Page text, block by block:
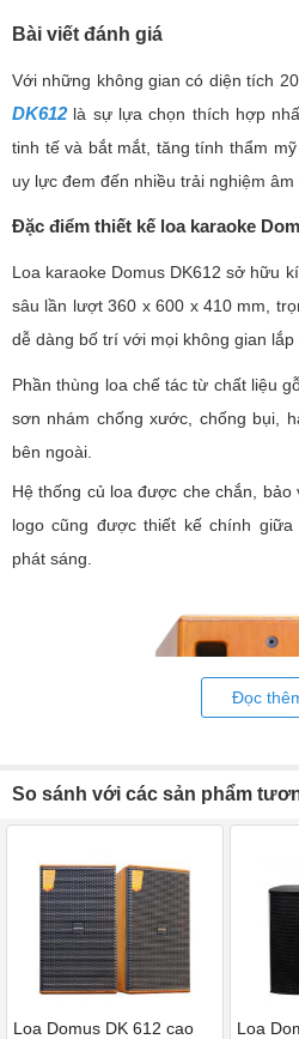
Bài viết đánh giá
Với những không gian có diện tích
DK612là sự lựa chọn thích hợp
tinh tế và bắt mắt, tăng tính thẩm
uy lực đem đến nhiều trải nghiệm âm
Đặc điểm thiết kế loa karaoke
Loa karaoke Domus DK612 sở hữu
sâu lần lượt 360 x 600 x 410 mm,
dễ dàng bố trí với mọi không gian lắp
Phần thùng loa chế tác từ chất liệu
sơn nhám chống xước, chống bụi,
bên ngoài.
Hệ thống củ loa được che chắn,
logo cũng được thiết kế chính giữa
phát sáng.
Đọc
So sánh với các sản phẩm
Loa Domus DK 612 cao
Loa